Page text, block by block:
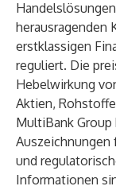
herausragenden
erstklassigen
reguliert. Die
Hebelwirkung
Aktien,
MultiBank
Auszeichnungen
und
Informationen